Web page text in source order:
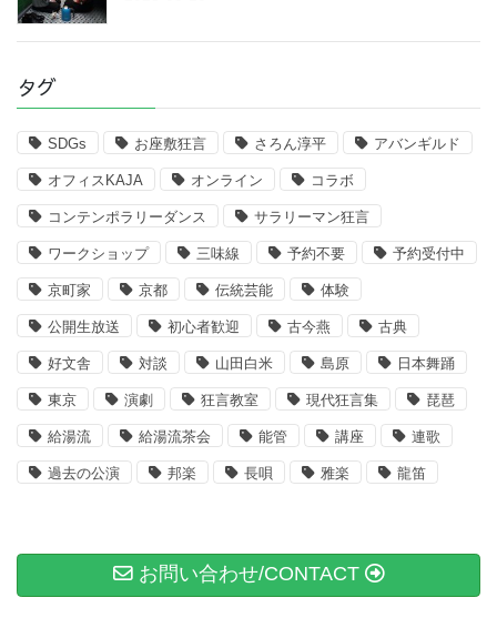
タグ
SDGs お座敷狂言 さろん淳平 アバンギルド
オフィスKAJA オンライン コラボ
コンテンポラリーダンス サラリーマン狂言
ワークショップ 三味線 予約不要 予約受付中
京町家 京都 伝統芸能 体験
公開生放送 初心者歓迎 古今燕 古典
好文舎 対談 山田白米 島原 日本舞踊
東京 演劇 狂言教室 現代狂言集 琵琶
給湯流 給湯流茶会 能管 講座 連歌
過去の公演 邦楽 長唄 雅楽 龍笛
お問い合わせ/CONTACT